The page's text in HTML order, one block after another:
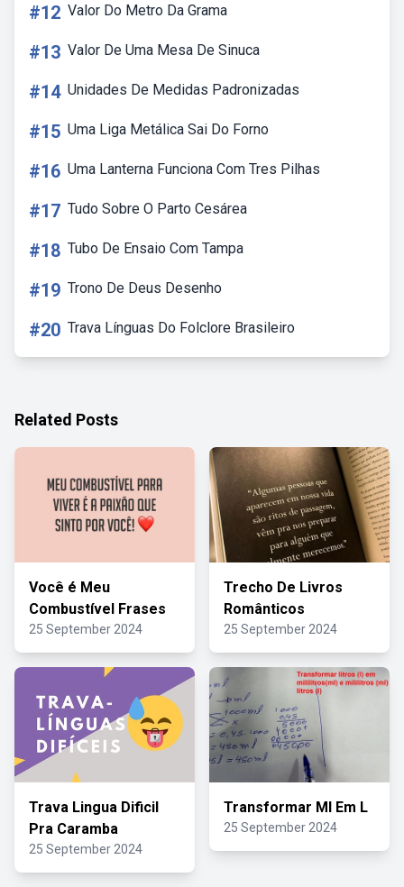
#12 Valor Do Metro Da Grama
#13 Valor De Uma Mesa De Sinuca
#14 Unidades De Medidas Padronizadas
#15 Uma Liga Metálica Sai Do Forno
#16 Uma Lanterna Funciona Com Tres Pilhas
#17 Tudo Sobre O Parto Cesárea
#18 Tubo De Ensaio Com Tampa
#19 Trono De Deus Desenho
#20 Trava Línguas Do Folclore Brasileiro
Related Posts
Você é Meu
Combustível Frases
25 September 2024
Trecho De Livros
Românticos
25 September 2024
Trava Lingua Dificil
Pra Caramba
25 September 2024
Transformar Ml Em L
25 September 2024